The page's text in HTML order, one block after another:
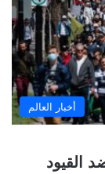
أخبار العالم
القيود